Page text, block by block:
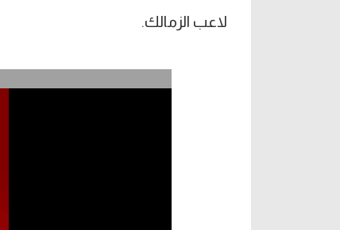
لاعب الزمالك.